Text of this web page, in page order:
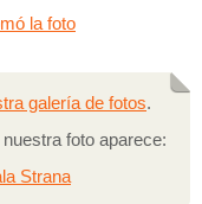
la foto
galería de fotos.
foto aparece:
Strana